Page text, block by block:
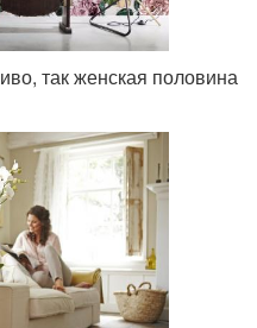
так женская половина